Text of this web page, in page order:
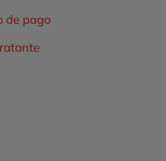
de pago